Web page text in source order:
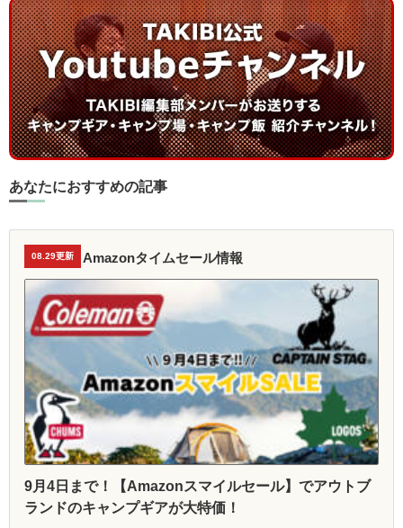
あなたにおすすめの記事
08.29更新 Amazonタイムセール情報
9月4日まで！【Amazonスマイルセール】でアウトブ
ランドのキャンプギアが大特価！